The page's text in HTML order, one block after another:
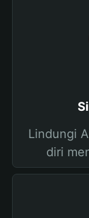
Lindungi
diri